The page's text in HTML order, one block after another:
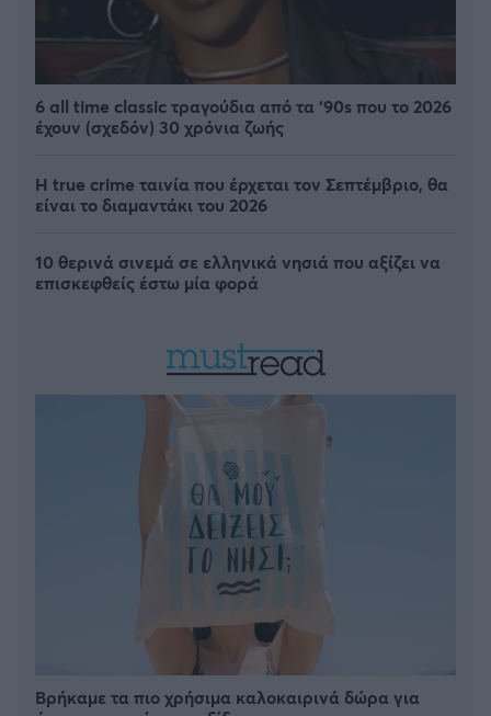
6 all time classic τραγούδια από τα ‘90s που το 2026
έχουν (σχεδόν) 30 χρόνια ζωής
Η true crime ταινία που έρχεται τον Σεπτέμβριο, θα
είναι το διαμαντάκι του 2026
10 θερινά σινεμά σε ελληνικά νησιά που αξίζει να
επισκεφθείς έστω μία φορά
Βρήκαμε τα πιο χρήσιμα καλοκαιρινά δώρα για